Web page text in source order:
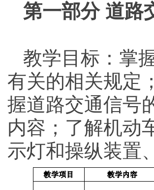
第一部分 道路
教学目标：掌
有关的相关规定
握道路交通信号
内容；了解机动
示灯和操纵装置